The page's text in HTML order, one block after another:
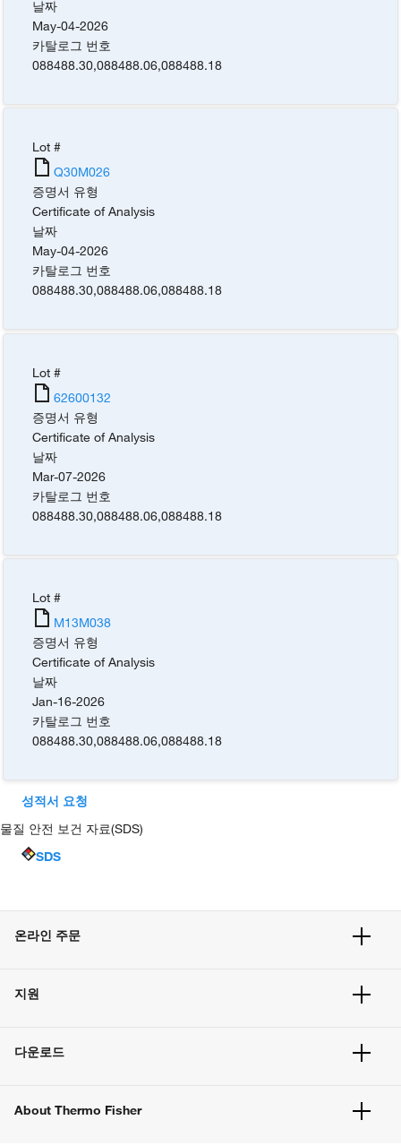
날짜
May-04-2026
카탈로그 번호
088488.30,088488.06,088488.18
Lot #
Q30M026
증명서 유형
Certificate of Analysis
날짜
May-04-2026
카탈로그 번호
088488.30,088488.06,088488.18
Lot #
62600132
증명서 유형
Certificate of Analysis
날짜
Mar-07-2026
카탈로그 번호
088488.30,088488.06,088488.18
Lot #
M13M038
증명서 유형
Certificate of Analysis
날짜
Jan-16-2026
카탈로그 번호
088488.30,088488.06,088488.18
성적서 요청
물질 안전 보건 자료(SDS)
SDS
온라인 주문
주문 방법
벌크 주문
지원
고객 센터
웹사이트 개선사항
다운로드
About Thermo Fisher